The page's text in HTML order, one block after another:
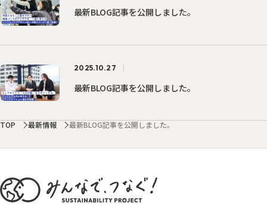
最新BLOG記事を公開しました。
2025.10.27
最新BLOG記事を公開しました。
TOP 最新情報 最新BLOG記事を公開しました。